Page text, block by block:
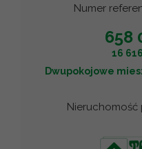
Numer
658
16
Dwupokojowe